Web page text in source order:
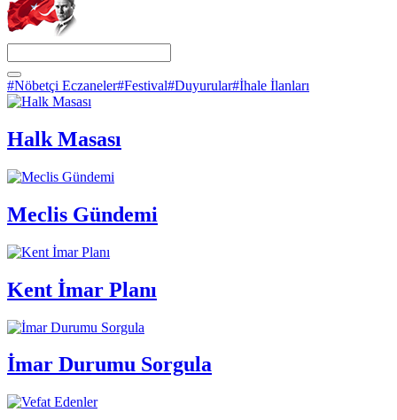
#Nöbetçi Eczaneler#Festival#Duyurular#İhale İlanları
Halk Masası
Meclis Gündemi
Kent İmar Planı
İmar Durumu Sorgula